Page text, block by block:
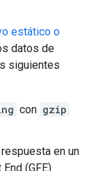
estático o
datos de
siguientes
con gzip
en un
(GFE)